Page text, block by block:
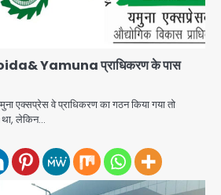
Yamuna प्राधिकरण के पास
एक्सप्रेस वे प्राधिकरण का गठन किया गया तो
था, लेकिन…